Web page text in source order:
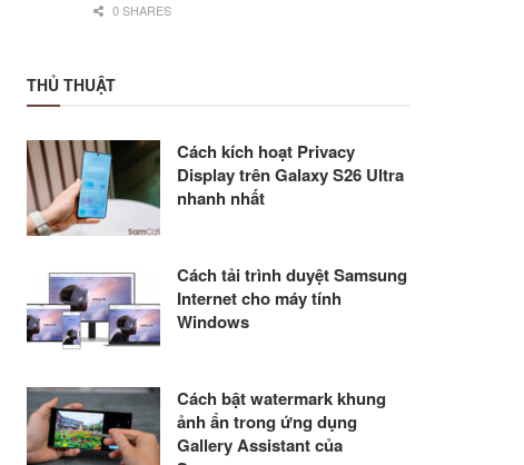
0 SHARES
THỦ THUẬT
Cách kích hoạt Privacy
Display trên Galaxy S26 Ultra
nhanh nhất
Cách tải trình duyệt Samsung
Internet cho máy tính
Windows
Cách bật watermark khung
ảnh ẩn trong ứng dụng
Gallery Assistant của